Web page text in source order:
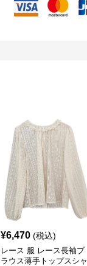
¥6,470 (税込)
レース 服 レース長袖ブ
ラウス薄手トップスシャ